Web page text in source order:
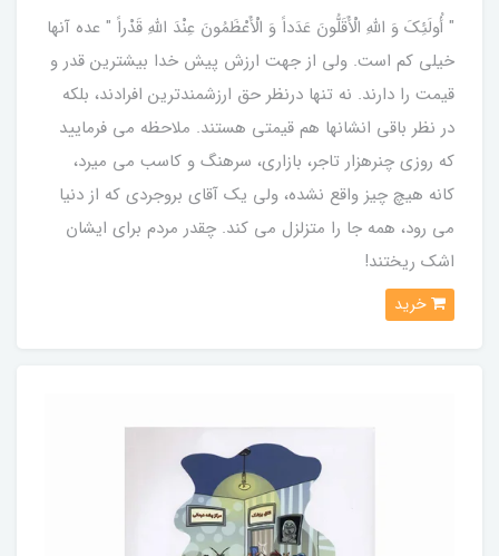
" أُولَئِكَ وَ اللَّهِ الْأَقَلُّونَ عَدَداً وَ الْأَعْظَمُونَ عِنْدَ اللَّهِ قَدْراً " عده آنها
خیلی کم است. ولی از جهت ارزش پیش خدا بیشترین قدر و
قیمت را دارند. نه تنها درنظر حق ارزشمندترین افرادند، بلکه
در نظر باقی انشانها هم قیمتی هستند. ملاحظه می فرمایید
که روزی چنرهزار تاجر، بازاری، سرهنگ و کاسب می میرد،
کانه هیچ چیز واقع نشده، ولی یک آقای بروجردی که از دنیا
می رود، همه جا را متزلزل می کند. چقدر مردم برای ایشان
اشک ریختند!